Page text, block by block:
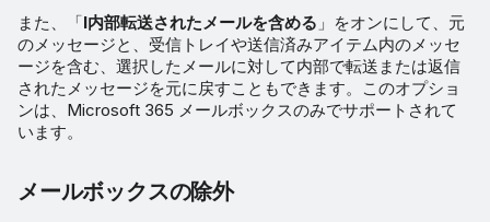
また、「I内部転送されたメールを含める 」をオンにして、元
のメッセージと、受信トレイや送信済みアイテム内のメッセ
ージを含む、選択したメールに対して内部で転送または返信
されたメッセージを元に戻すこともできます。このオプショ
ンは、Microsoft 365 メールボックスのみでサポートされて
います。
メールボックスの除外